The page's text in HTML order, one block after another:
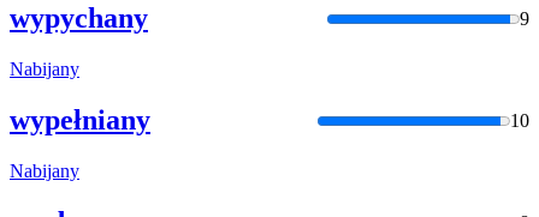
wypychany 9
Nabijany
wypełniany 10
Nabijany